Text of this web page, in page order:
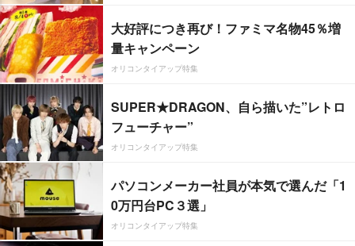
大好評につき再び！ファミマ名物45％増
量キャンペーン
オリコンタイアップ特集
SUPER★DRAGON、自ら描いた”レトロ
フューチャー”
オリコンタイアップ特集
パソコンメーカー社員が本気で選んだ「1
0万円台PC３選」
オリコンタイアップ特集